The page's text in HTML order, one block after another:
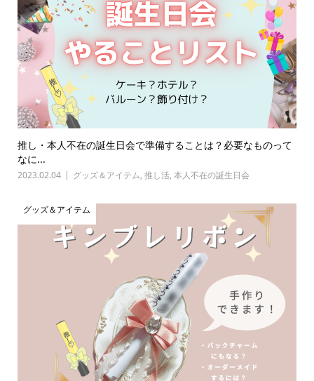
推し・本人不在の誕生日会で準備することは？必要なものって
なに...
2023.02.04 グッズ＆アイテム, 推し活, 本人不在の誕生日会
グッズ＆アイテム